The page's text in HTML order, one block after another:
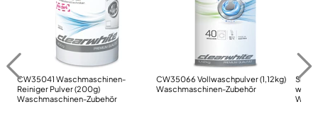
CW35041 Waschmaschinen-
Reiniger Pulver (200g)
Waschmaschinen-Zubehör
CW35066 Vollwaschpulver (1,12kg)
Waschmaschinen-Zubehör
weiß